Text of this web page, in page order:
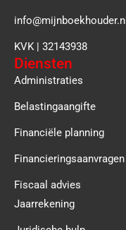
info@mijnboekhouder.nl
KVK | 32143938
Diensten
Administraties
Belastingaangifte
Financiële planning
Financieringsaanvragen
Fiscaal advies
Jaarrekening